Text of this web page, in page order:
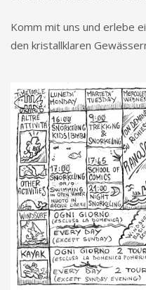
Komm mit uns und erlebe
den kristallklaren